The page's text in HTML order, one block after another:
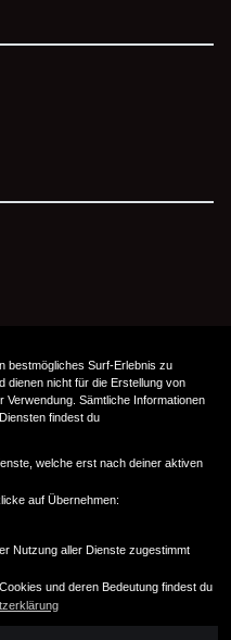
- 12:00 und 13:00 - 17:00
- 12:00 und 13:00 - 17:00
- 12:00 und 13:00 - 17:00
10:00 - 13:00
bestmögliches Surf-Erlebnis zu
dienen nicht für die Erstellung von
Sämtliche Informationen
findest du
welche erst nach deiner aktiven
auf Übernehmen:
Nutzung aller Dienste zugestimmt
und deren Bedeutung findest du